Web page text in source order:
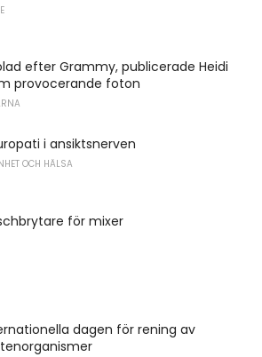
efter Grammy, publicerade Heidi
provocerande foton
i ansiktsnerven
OCH HÄLSA
för mixer
dagen för rening av